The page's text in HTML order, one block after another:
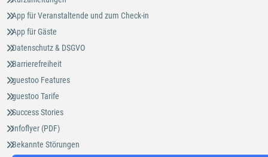
App für Veranstaltende und zum Check-in
App für Gäste
Datenschutz & DSGVO
Barrierefreiheit
guestoo Features
guestoo Tarife
Success Stories
Infoflyer (PDF)
Bekannte Störungen